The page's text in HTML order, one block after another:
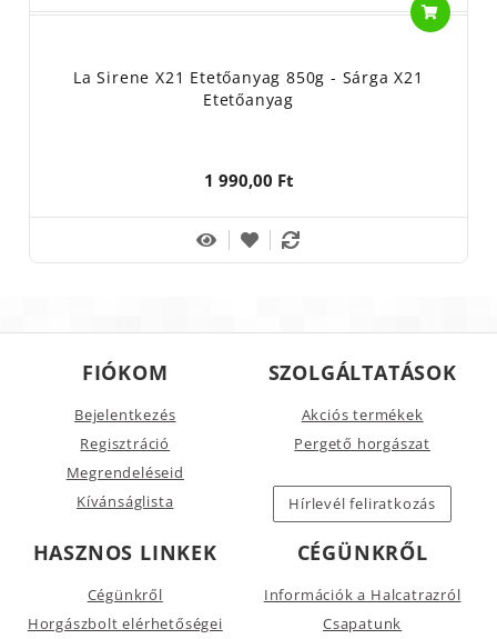
La Sirene X21 Etetőanyag 850g - Sárga X21
Etetőanyag
1 990,00 Ft
FIÓKOM
Bejelentkezés
Regisztráció
Megrendeléseid
Kívánságlista
SZOLGÁLTATÁSOK
Akciós termékek
Pergető horgászat
Hírlevél feliratkozás
HASZNOS LINKEK
Cégünkről
Horgászbolt elérhetőségei
CÉGÜNKRŐL
Információk a Halcatrazról
Csapatunk